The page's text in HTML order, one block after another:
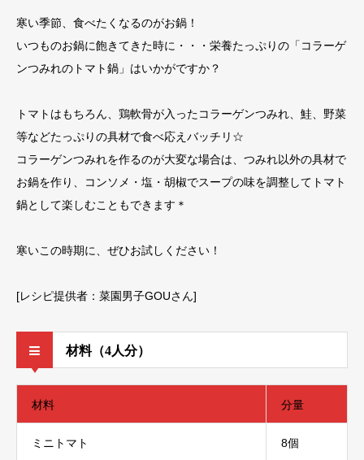
寒い季節、食べたくなるのがお鍋！
いつものお鍋に飽きてきた時に・・・栄養たっぷりの「コラーゲ
ンつみれのトマト鍋」はいかがですか？
トマトはもちろん、鶏軟骨が入ったコラーゲンつみれ、鮭、野菜
等などたっぷりの具材で食べ応えバッチリ☆
コラーゲンつみれを作るのが大変な場合は、つみれ以外の具材で
お鍋を作り、コンソメ・塩・胡椒でスープの味を調整してトマト
鍋として楽しむこともできます＊
寒いこの時期に、ぜひお試しください！
[レシピ提供者：菜園男子GOUさん]
材料（4人分）
材料 分量
ミニトマト 8個